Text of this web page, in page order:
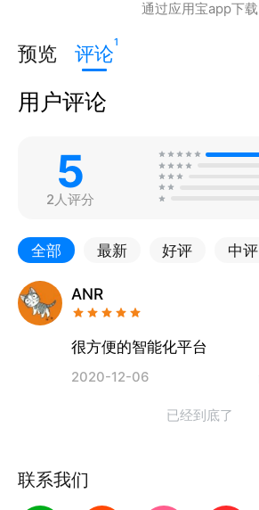
通过应用宝app下载
预览 评论1
用户评论
5
2人评分
全部 最新 好评 中评
ANR
很方便的智能化平台
2020-12-06
已经到底了
联系我们